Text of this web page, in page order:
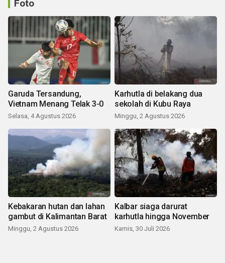
Foto
Garuda Tersandung,
Vietnam Menang Telak 3-0
Selasa, 4 Agustus 2026
Karhutla di belakang dua
sekolah di Kubu Raya
Minggu, 2 Agustus 2026
Kebakaran hutan dan lahan
gambut di Kalimantan Barat
Minggu, 2 Agustus 2026
Kalbar siaga darurat
karhutla hingga November
Kamis, 30 Juli 2026